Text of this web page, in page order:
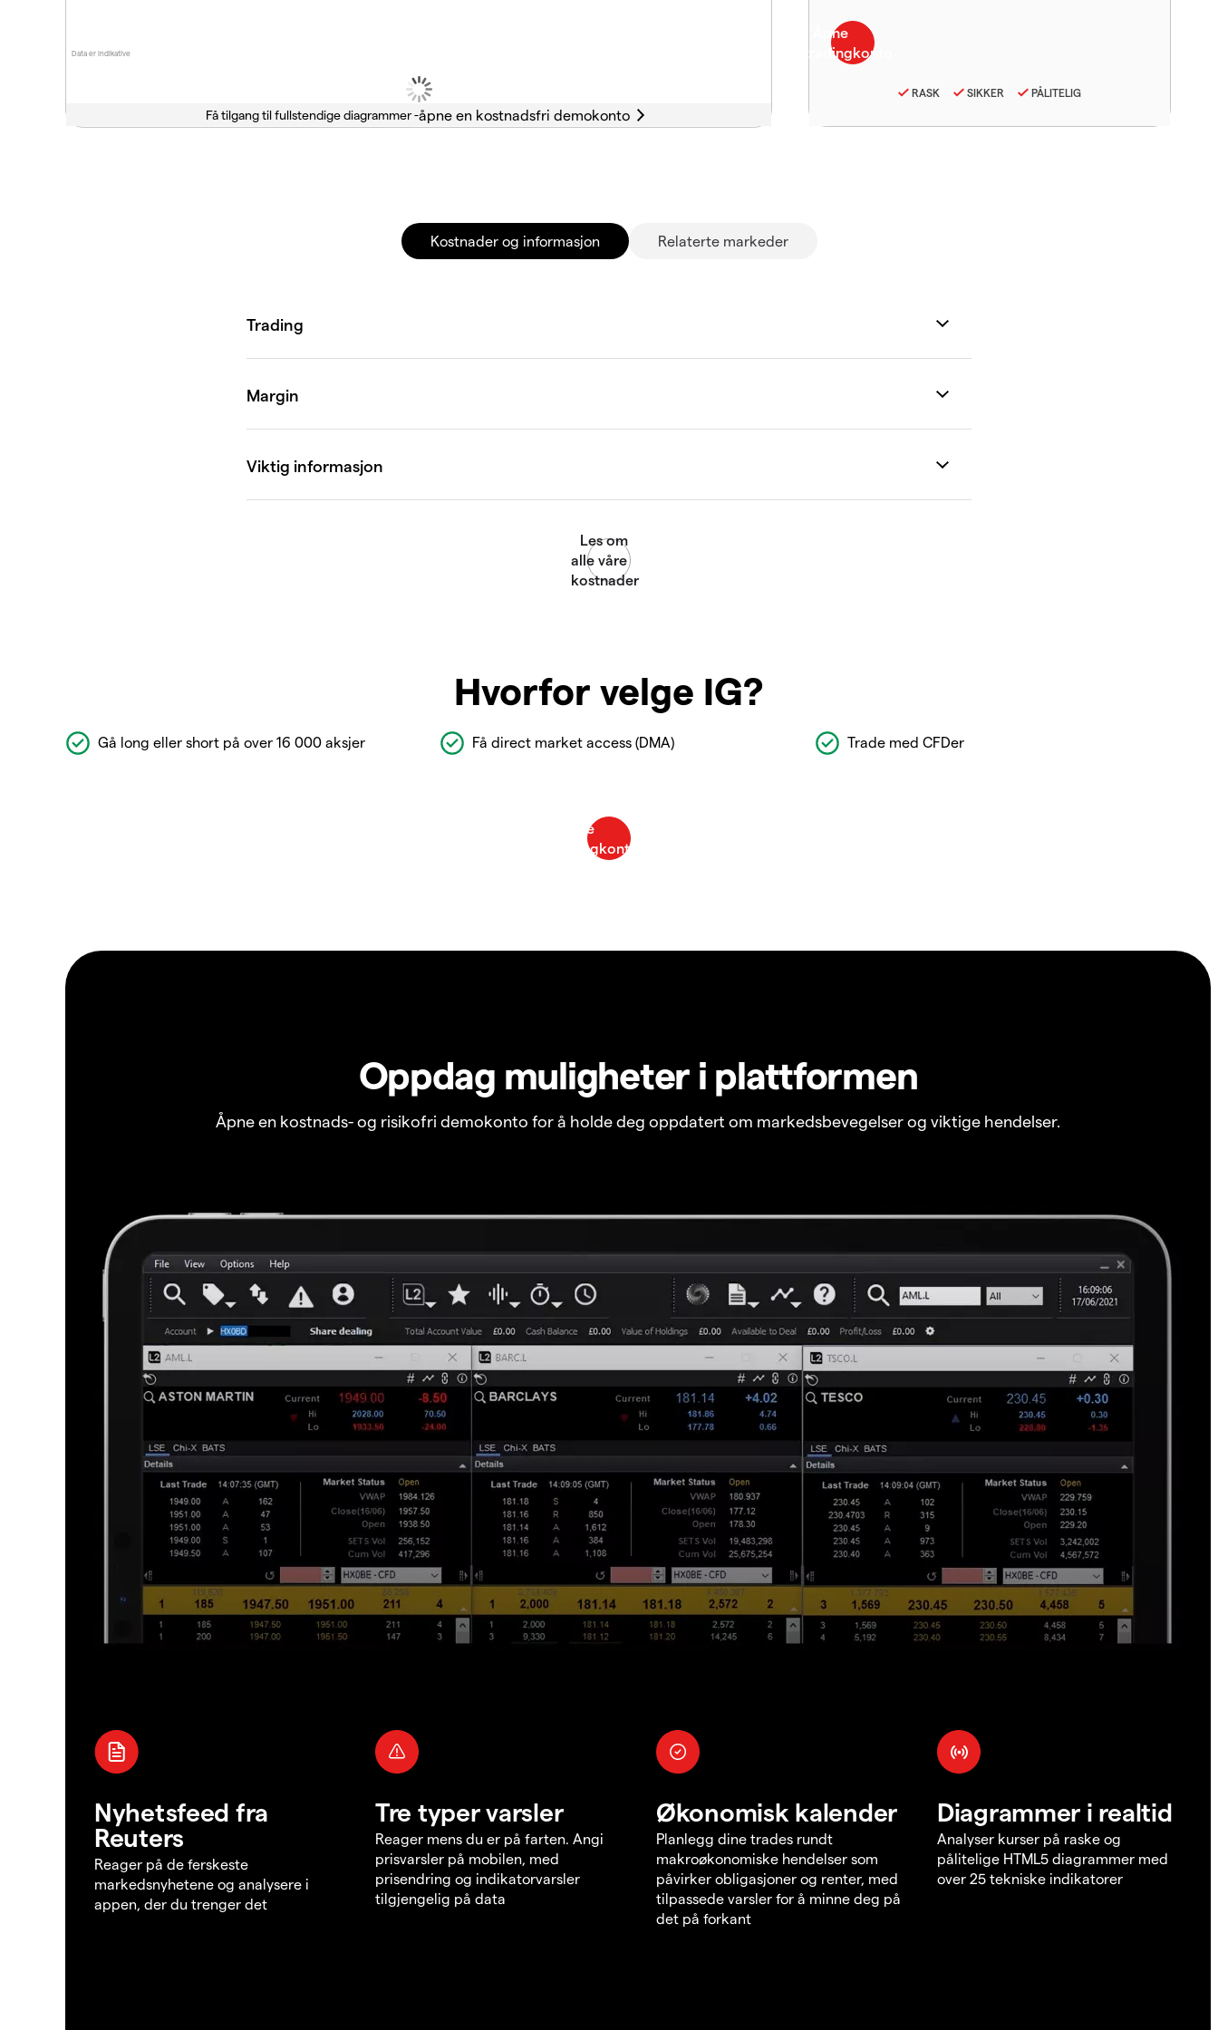
Data er indikative
Få tilgang til fullstendige diagrammer -
RASK SIKKER PÅLITELIG
Kostnader og informasjon Relaterte markeder
Hvorfor velge IG?
Gå long eller short på over 16 000 aksjer Få direct market access (DMA) Trade med CFDer
Oppdag muligheter i plattformen
Åpne en kostnads- og risikofri demokonto for å holde deg oppdatert om markedsbevegelser og viktige hendelser.
Nyhetsfeed fra
Reuters
Reager på de ferskeste
markedsnyhetene og analysere i
appen, der du trenger det
Tre typer varsler
Reager mens du er på farten. Angi
prisvarsler på mobilen, med
prisendring og indikatorvarsler
tilgjengelig på data
Økonomisk kalender
Planlegg dine trades rundt
makroøkonomiske hendelser som
påvirker obligasjoner og renter, med
tilpassede varsler for å minne deg på
det på forkant
Diagrammer i realtid
Analyser kurser på raske og
pålitelige HTML5 diagrammer med
over 25 tekniske indikatorer